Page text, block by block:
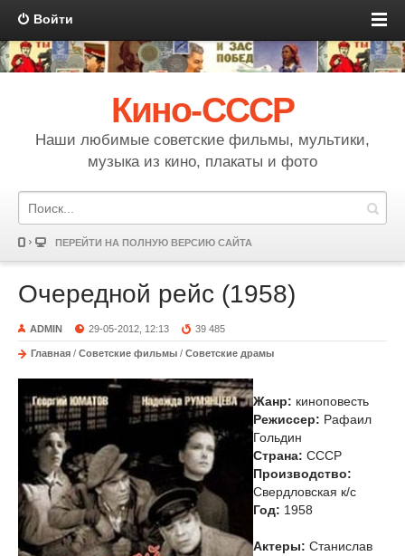
Войти
Кино-СССР
Наши любимые советские фильмы, мультики,
музыка из кино, плакаты и фото
ПЕРЕЙТИ НА ПОЛНУЮ ВЕРСИЮ САЙТА
Очередной рейс (1958)
ADMIN 29-05-2012, 12:13 39 485
Главная / Советские фильмы / Советские драмы
Жанр: киноповесть
Режиссер: Рафаил
Гольдин
Страна: СССР
Производство:
Свердловская к/с
Год: 1958
Актеры: Станислав